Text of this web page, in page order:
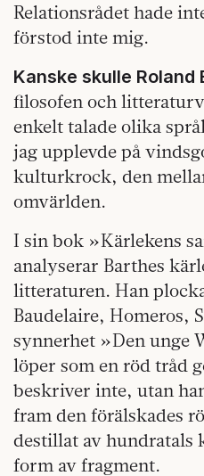
Relationsrådet hade
förstod inte mig.
Kanske skulle Roland
filosofen och
enkelt talade olika
jag upplevde på
kulturkrock, den
omvärlden.
I sin bok »Kärlekens
analyserar Barthes
litteraturen. Han
Baudelaire, Homeros,
synnerhet »Den unge
löper som en röd tråd
beskriver inte, utan
fram den förälskades
destillat av hundratals
form av fragment.